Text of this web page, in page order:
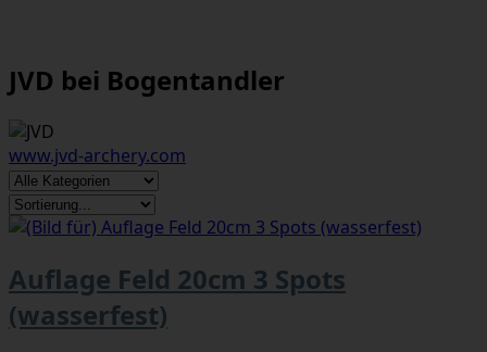
JVD bei Bogentandler
www.jvd-archery.com
Auflage Feld 20cm 3 Spots
(wasserfest)